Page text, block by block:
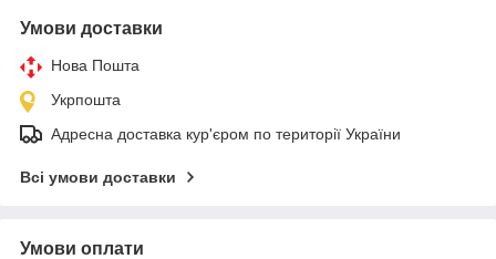
Умови доставки
Нова Пошта
Укрпошта
Адресна доставка кур'єром по території України
Всі умови доставки
Умови оплати